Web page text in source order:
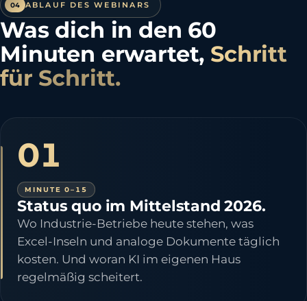
04 ABLAUF DES WEBINARS
Was dich in den 60
Minuten erwartet, Schritt
für Schritt.
01
MINUTE 0–15
Status quo im Mittelstand 2026.
Wo Industrie-Betriebe heute stehen, was
Excel-Inseln und analoge Dokumente täglich
kosten. Und woran KI im eigenen Haus
regelmäßig scheitert.